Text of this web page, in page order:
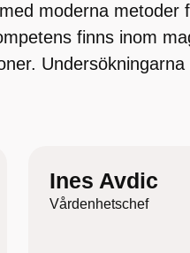
moderna metoder
finns inom
Ines Avdic
Vårdenhetschef